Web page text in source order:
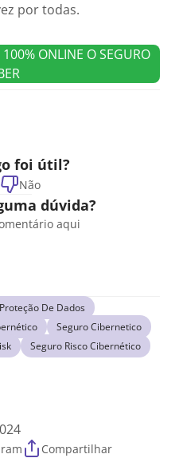
por todas.
ONLINE O SEGURO
foi útil?
Não
dúvida?
aqui
Proteção De Dados
Seguro Cibernetico
Seguro Risco Cibernético
Compartilhar